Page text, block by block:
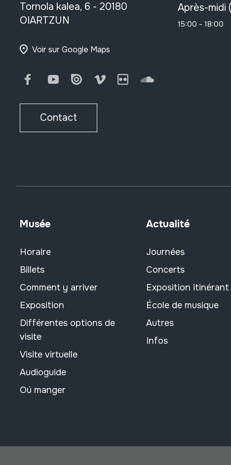
Tornola kalea, 6 - 20180
OIARTZUN
Voir sur Google Maps
FacebookYoutubeIssuu Vimeo FlickrSoundCloud
Contact
Après-midi
15:00 - 18:00
Musée
Horaire
Billets
Comment y arriver
Exposition
Différentes options de
visite
Visite virtuelle
Audioguide
Oú manger
Actualité
Journées
Concerts
Exposition itinérant
École de musique
Autres
Infos